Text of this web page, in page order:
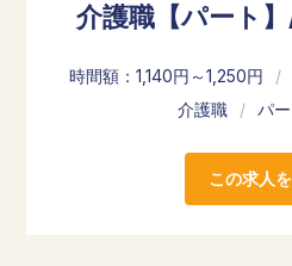
介護職【パート
時間額：1,140円～1,250円 /
介護職
/ パ
この求人